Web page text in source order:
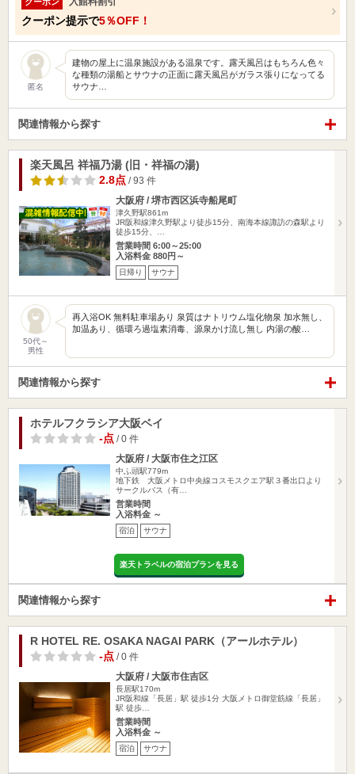
クーポン提示で5％OFF！
匿名
建物の屋上に温泉施設がある温泉です。露天風呂はもちろん色々
な種類の湯船とサウナの正面に露天風呂がガラス張りになってる
サウナ…
関連情報から探す
楽天風呂 祥福乃湯 (旧・祥福の湯)
2.8点 / 93 件
大阪府 / 堺市西区浜寺船尾町
津久野駅861m
JR阪和線津久野駅より徒歩15分、南海本線諏訪の森駅より
徒歩15分、…
営業時間 6:00～25:00
入浴料金 880円～
日帰り サウナ
50代～
男性
再入浴OK 無料駐車場あり 泉質はナトリウム塩化物泉 加水無し、
加温あり、循環ろ過塩素消毒、源泉かけ流し無し 内湯の酸…
関連情報から探す
ホテルフクラシア大阪ベイ
-点 / 0 件
大阪府 / 大阪市住之江区
中ふ頭駅779m
地下鉄 大阪メトロ中央線コスモスクエア駅３番出口より
サークルバス（有…
営業時間
入浴料金 ～
宿泊 サウナ
楽天トラベルの宿泊プランを見る
関連情報から探す
R HOTEL RE. OSAKA NAGAI PARK（アールホテル）
-点 / 0 件
大阪府 / 大阪市住吉区
長居駅170m
JR阪和線「長居」駅 徒歩1分 大阪メトロ御堂筋線「長居」
駅 徒歩…
営業時間
入浴料金 ～
宿泊 サウナ